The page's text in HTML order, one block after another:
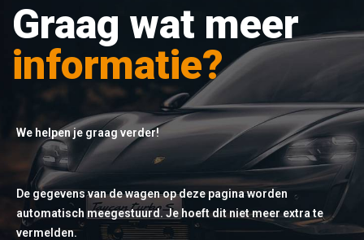
Graag wat meer
informatie?
We helpen je graag verder!
De gegevens van de wagen op deze pagina worden
automatisch meegestuurd. Je hoeft dit niet meer extra te
vermelden.